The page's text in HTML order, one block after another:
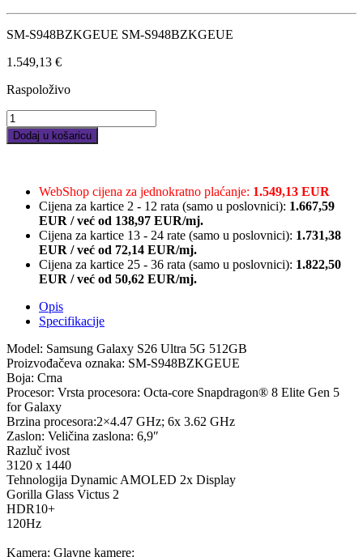
SM-S948BZKGEUE SM-S948BZKGEUE
1.549,13 €
Raspoloživo
Samsung
Galaxy
S26
12GB/512GB,
crna
quantity
Dodaj u košaricu
WebShop cijena za jednokratno plaćanje: 1.549,13 EUR
Cijena za kartice 2 - 12 rata (samo u poslovnici): 1.667,59
EUR /već od 138,97 EUR/mj.
Cijena za kartice 13 - 24 rate (samo u poslovnici): 1.731,38
EUR /već od 72,14 EUR/mj.
Cijena za kartice 25 - 36 rata (samo u poslovnici): 1.822,50
EUR /već od 50,62 EUR/mj.
Opis
Specifikacije
Model: Samsung Galaxy S26 Ultra 5G 512GB
Proizvođačeva oznaka: SM-S948BZKGEUE
Boja: Crna
Procesor: Vrsta procesora: Octa-core Snapdragon® 8 Elite Gen 5
for Galaxy
Brzina procesora:2×4.47 GHz; 6x 3.62 GHz
Zaslon: Veličina zaslona: 6,9″
Razluč ivost
3120 x 1440
Tehnologija Dynamic AMOLED 2x Display
Gorilla Glass Victus 2
HDR10+
120Hz
Kamera: Glavne kamere: